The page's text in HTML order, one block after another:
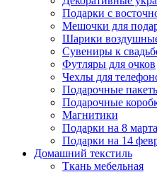
Подарки с
Мешочки для
Шарики
Сувениры к
Футляры для очков
Чехлы для
Подарочные
Подарочные
Магнитики
Подарки на 8 марта
Подарки на 14
Домашний текстиль
Ткань мебельная